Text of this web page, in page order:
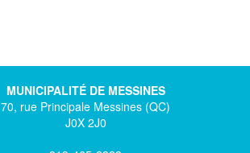
MUNICIPALITÉ DE MESSINES
70, rue Principale Messines (QC)
J0X 2J0